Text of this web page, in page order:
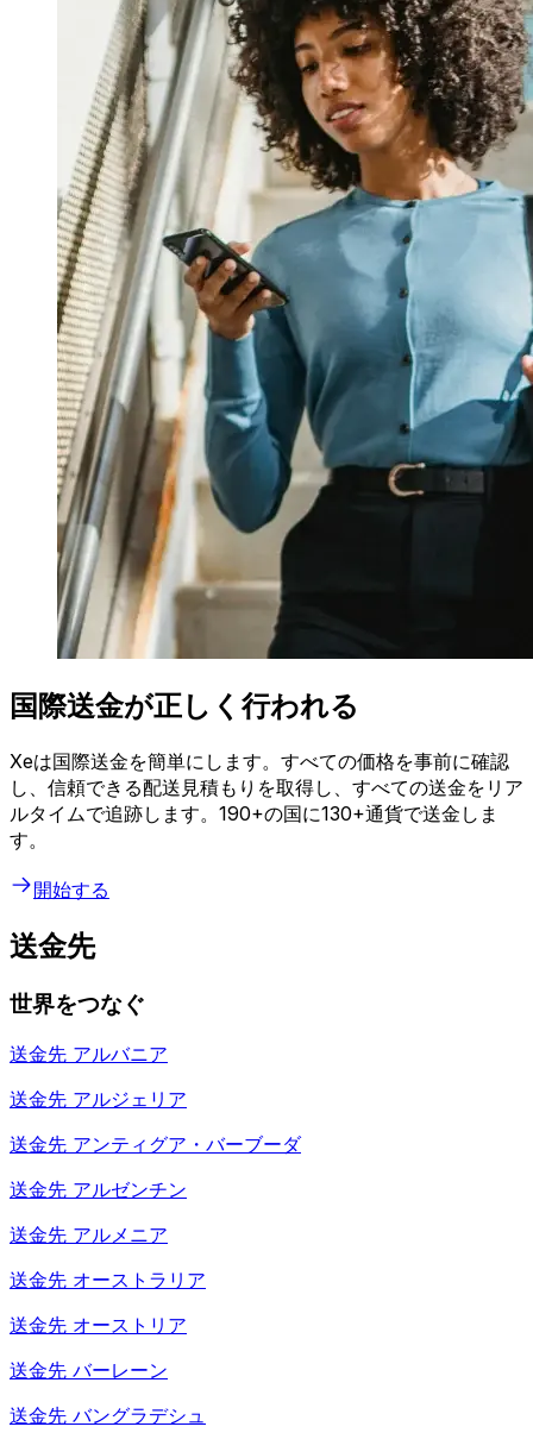
国際送金が正しく行われる
Xeは国際送金を簡単にします。すべての価格を事前に確認
し、信頼できる配送見積もりを取得し、すべての送金をリア
ルタイムで追跡します。190+の国に130+通貨で送金しま
す。
開始する
送金先
世界をつなぐ
送金先 アルバニア
送金先 アルジェリア
送金先 アンティグア・バーブーダ
送金先 アルゼンチン
送金先 アルメニア
送金先 オーストラリア
送金先 オーストリア
送金先 バーレーン
送金先 バングラデシュ